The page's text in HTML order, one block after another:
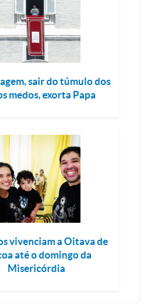
sair do túmulo dos
medos, exorta Papa
vivenciam a Oitava de
até o domingo da
Misericórdia